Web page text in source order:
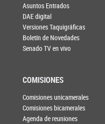
Asuntos Entrados
DAE digital
Versiones Taquigráficas
Boletín de Novedades
Senado TV en vivo
COMISIONES
Comisiones unicamerales
Comisiones bicamerales
Agenda de reuniones